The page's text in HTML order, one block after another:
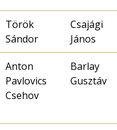
Török
Sándor
Csajági
János
Anton
Pavlovics
Csehov
Barlay
Gusztáv